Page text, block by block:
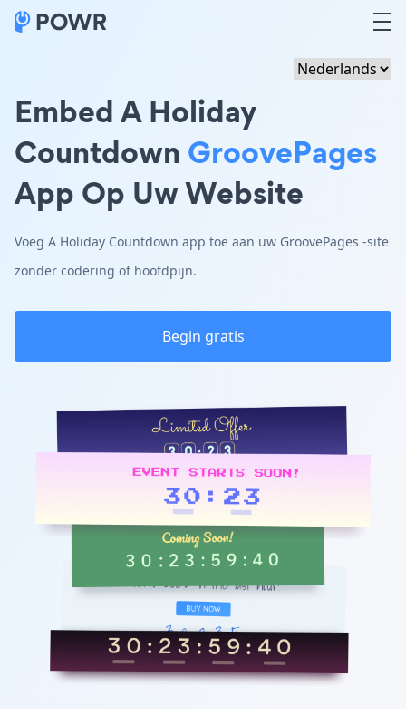
Embed A Holiday
Countdown GroovePages
App Op Uw Website
Voeg A Holiday Countdown app toe aan uw GroovePages -site
zonder codering of hoofdpijn.
Begin gratis